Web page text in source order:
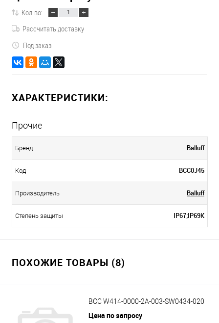
Кол-во:
Рассчитать доставку
Под заказ
ХАРАКТЕРИСТИКИ:
Прочие
Бренд Balluff
Код BCC0J45
Производитель Balluff
Степень защиты IP67;IP69K
ПОХОЖИЕ ТОВАРЫ (8)
BCC W414-0000-2A-003-SW0434-020
Цена по запросу